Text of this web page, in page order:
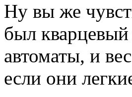
Ну вы же
был
автоматы, и
если они